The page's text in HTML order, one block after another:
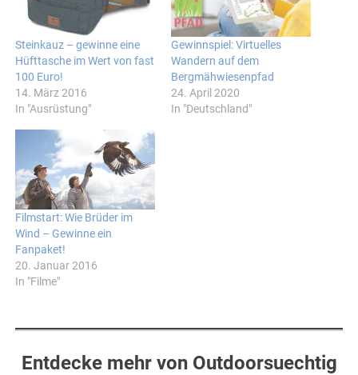
Steinkauz – gewinne eine
Hüfttasche im Wert von fast
100 Euro!
14. März 2016
In "Ausrüstung"
Gewinnspiel: Virtuelles
Wandern auf dem
Bergmähwiesenpfad
24. April 2020
In "Deutschland"
Filmstart: Wie Brüder im
Wind – Gewinne ein
Fanpaket!
20. Januar 2016
In "Filme"
Entdecke mehr von Outdoorsuechtig